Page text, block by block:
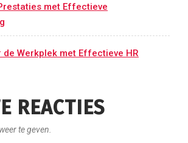
met Effectieve
de Werkplek met Effectieve HR
REACTIES
te geven.